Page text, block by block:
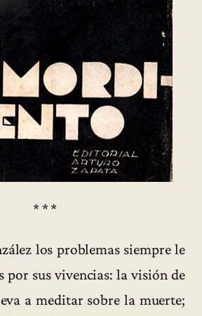
* * *
los problemas siempre le
por sus vivencias: la visión de
a meditar sobre la muerte;